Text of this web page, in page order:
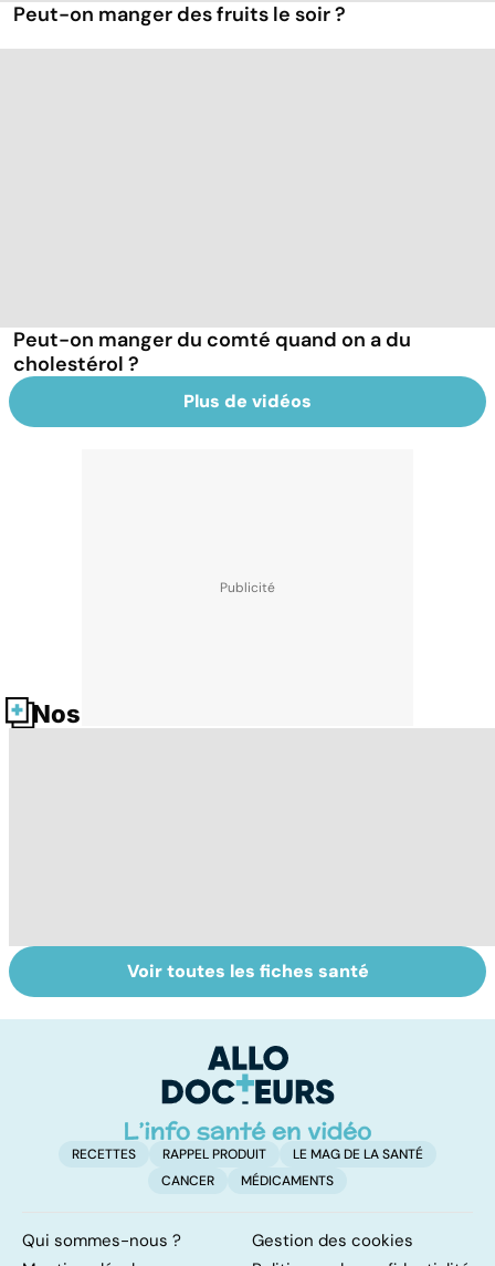
Peut-on manger des fruits le soir ?
Peut-on manger du comté quand on a du
cholestérol ?
Plus de vidéos
Nos fiches santé
Les agrumes et
leurs bienfaits
Le magnésium,
un oligo-élément
Voir toutes les fiches santé
RECETTES RAPPEL PRODUIT
LE MAG DE LA SANTÉ
CANCER
MÉDICAMENTS
Qui sommes-nous ?
Gestion des cookies